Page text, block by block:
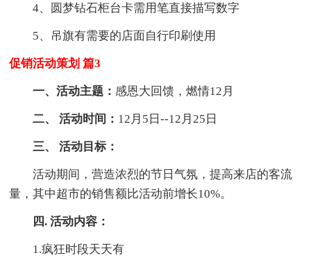
4、圆梦钻石柜台卡需用笔直接描写数字
5、吊旗有需要的店面自行印刷使用
促销活动策划 篇3
一、活动主题： 感恩大回馈，燃情12月
二、 活动时间： 12月5日--12月25日
三、 活动目标：
活动期间，营造浓烈的节日气氛，提高来店的客流
量，其中超市的销售额比活动前增长10%。
四. 活动内容：
1.疯狂时段天天有